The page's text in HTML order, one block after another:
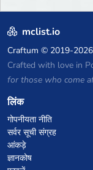
mclist.io
Craftum © 2019-2026
Crafted with love in
for those who come
लिंक
गोपनीयता नीति
सर्वर सूची संग्रह
आंकड़े
ज्ञानकोष